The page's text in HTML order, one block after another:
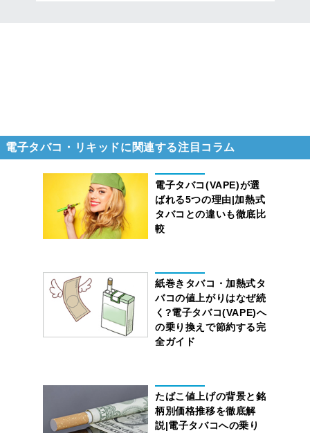
電子タバコ・リキッドに関連する注目コラム
電子タバコ(VAPE)が選
ばれる5つの理由|加熱式
タバコとの違いも徹底比
較
紙巻きタバコ・加熱式タ
バコの値上がりはなぜ続
く?電子タバコ(VAPE)へ
の乗り換えで節約する完
全ガイド
たばこ値上げの背景と銘
柄別価格推移を徹底解
説|電子タバコへの乗り